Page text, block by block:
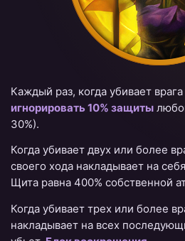
Каждый раз, когда убивает
игнорировать 10% защиты
30%).
Когда убивает двух или более
своего хода накладывает на себя
Щита равна 400% собственной
Когда убивает трех или более
накладывает на всех